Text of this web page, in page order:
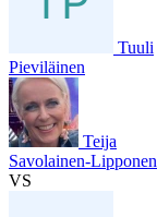
Tuuli
Pieviläinen
Teija
Savolainen-Lipponen
VS